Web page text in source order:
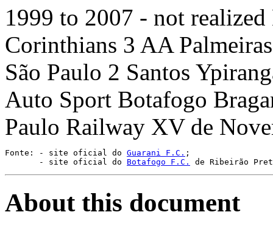
1999 to 2007 - not
Corinthians 3 AA
São Paulo 2 Santos
Auto Sport Botafogo
Paulo Railway XV de
Fonte: - site oficial do Guarani F.C. ;
       - site oficial do
Botafogo F.C. de Ribeirão
About this document